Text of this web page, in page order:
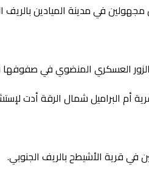
في مدينة الميادين بالريف
العسكري المنضوي في
أم البراميل شمال الرقة أدت
قرية الأشيطح بالريف الجنوبي.